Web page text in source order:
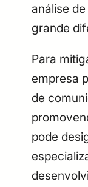
análise
grande
Para
empresa
de
pode